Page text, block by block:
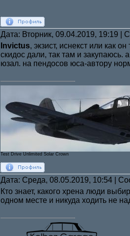
Дата: Вторник, 09.04.2019, 19:19 |
Invictus, экзист, иснекст или как
скидос дали, так там и закупаюсь.
юзал. на пендосов юса-автору
Test Drive Unlimited Solar Crown
Дата: Среда, 08.05.2019, 10:54 |
Кто знает, какого хрена люди
одном месте и никуда ходить не